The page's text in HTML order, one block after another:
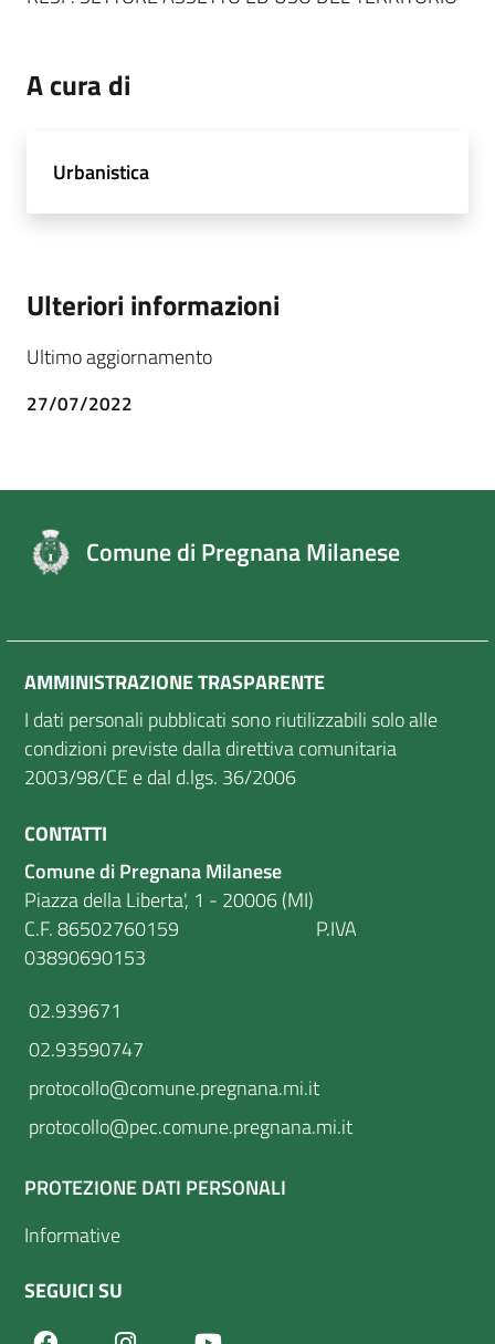
A cura di
Urbanistica
Ulteriori informazioni
Ultimo aggiornamento
27/07/2022
Comune di Pregnana Milanese
AMMINISTRAZIONE TRASPARENTE
I dati personali pubblicati sono riutilizzabili solo alle
condizioni previste dalla direttiva comunitaria
2003/98/CE e dal d.lgs. 36/2006
CONTATTI
Comune di Pregnana Milanese
Piazza della Liberta', 1 - 20006 (MI)
C.F. 86502760159 P.IVA
03890690153
02.939671
02.93590747
protocollo@comune.pregnana.mi.it
protocollo@pec.comune.pregnana.mi.it
PROTEZIONE DATI PERSONALI
Informative
SEGUICI SU
Facebook